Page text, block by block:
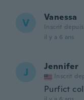
V Vanessa
Inscrit depuis
il y a 6 ans
J Jennifer
Inscrit
Purfict